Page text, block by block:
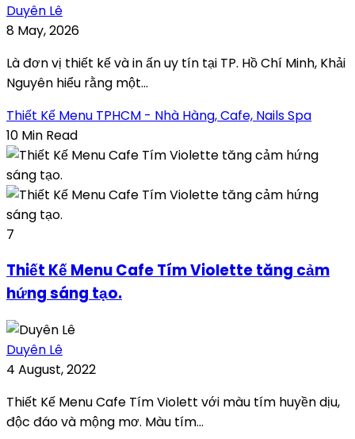
Duyên Lê
8 May, 2026
Là đơn vị thiết kế và in ấn uy tín tại TP. Hồ Chí Minh, Khải
Nguyên hiểu rằng một...
Thiết Kế Menu TPHCM - Nhà Hàng, Cafe, Nails Spa
10 Min Read
7
Thiết Kế Menu Cafe Tím Violette tăng cảm
hứng sáng tạo.
Duyên Lê
4 August, 2022
Thiết Kế Menu Cafe Tím Violett với màu tím huyền dịu,
độc đáo và mộng mơ. Màu tím...